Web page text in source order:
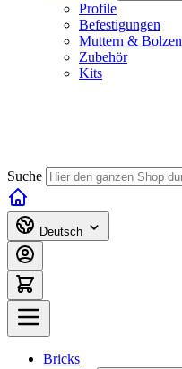
Profile
Befestigungen
Muttern & Bolzen
Zubehör
Kits
Suche
Deutsch
Bricks